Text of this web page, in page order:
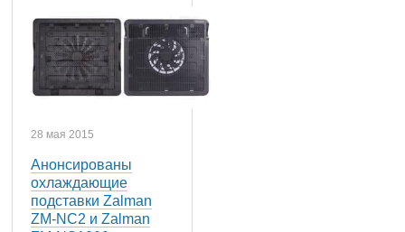
28 мая 2015
Анонсированы
охлаждающие
подставки Zalman
ZM-NC2 и Zalman